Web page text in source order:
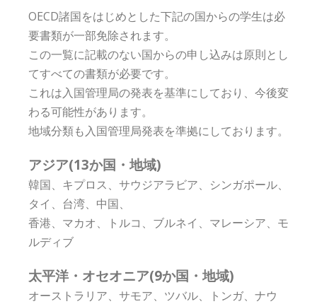
OECD諸国をはじめとした下記の国からの学生は必
要書類が一部免除されます。
この一覧に記載のない国からの申し込みは原則とし
てすべての書類が必要です。
これは入国管理局の発表を基準にしており、今後変
わる可能性があります。
地域分類も入国管理局発表を準拠にしております。
アジア(13か国・地域)
韓国、キプロス、サウジアラビア、シンガポール、
タイ、台湾、中国、
香港、マカオ、トルコ、ブルネイ、マレーシア、モ
ルディブ
太平洋・オセオニア(9か国・地域)
オーストラリア、サモア、ツバル、トンガ、ナウ